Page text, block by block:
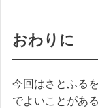
おわりに
今回はさとふる
でよいことがあ